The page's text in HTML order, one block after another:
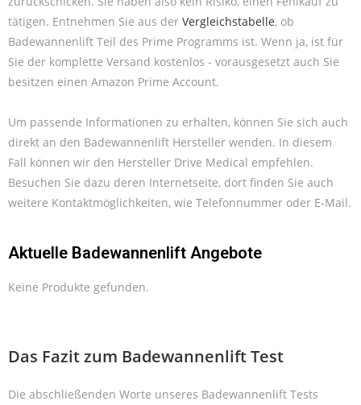
tätigen. Entnehmen Sie aus der Vergleichstabelle, ob
Badewannenlift Teil des Prime Programms ist. Wenn ja, ist für
Sie der komplette Versand kostenlos - vorausgesetzt auch Sie
besitzen einen Amazon Prime Account.
Um passende Informationen zu erhalten, können Sie sich auch
direkt an den Badewannenlift Hersteller wenden. In diesem
Fall können wir den Hersteller Drive Medical empfehlen.
Besuchen Sie dazu deren Internetseite, dort finden Sie auch
weitere Kontaktmöglichkeiten, wie Telefonnummer oder E-Mail.
Aktuelle Badewannenlift Angebote
Keine Produkte gefunden.
Das Fazit zum Badewannenlift Test
Die abschließenden Worte unseres Badewannenlift Tests